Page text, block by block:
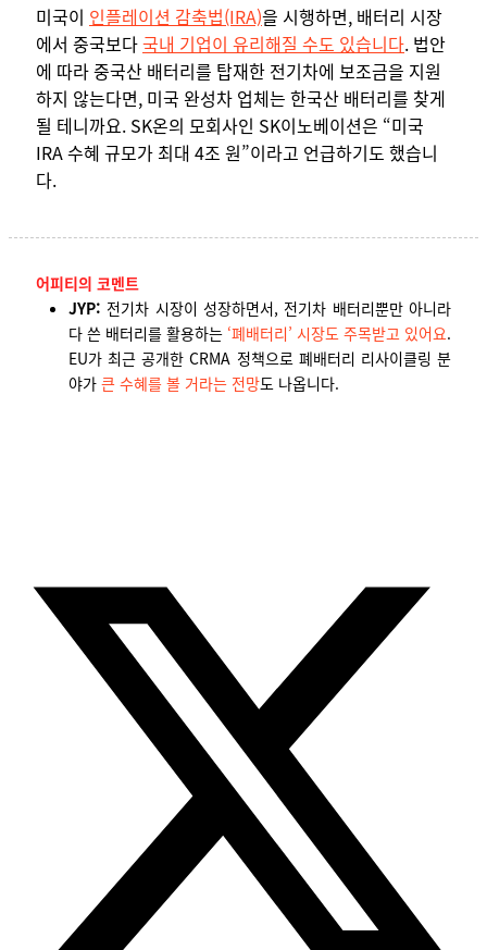
미국이 인플레이션 감축법(IRA)을 시행하면, 배터리 시장
에서 중국보다국내 기업이 유리해질 수도 있습니다. 법안
에 따라 중국산 배터리를 탑재한 전기차에 보조금을 지원
하지 않는다면, 미국 완성차 업체는 한국산 배터리를 찾게
될 테니까요. SK온의 모회사인 SK이노베이션은 “미국
IRA 수혜 규모가 최대 4조 원”이라고 언급하기도 했습니
다.
어피티의 코멘트
JYP: 전기차 시장이 성장하면서, 전기차 배터리뿐만 아니라
다 쓴 배터리를 활용하는 ‘폐배터리’ 시장도 주목받고 있어요.
EU가 최근 공개한 CRMA 정책으로 폐배터리 리사이클링 분
야가 큰 수혜를 볼 거라는 전망도 나옵니다.